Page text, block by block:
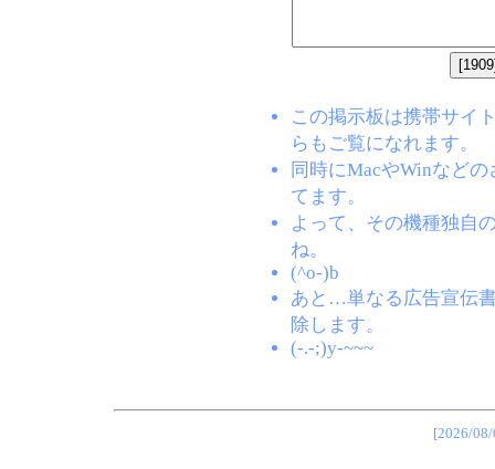
この掲示板は携帯サイ
らもご覧になれます。
同時にMacやWinなど
てます。
よって、その機種独自
ね。
(^o-)b
あと…単なる広告宣伝
除します。
(-.-;)y-~~~
[2026/